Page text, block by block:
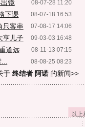
08-07-28 11:20
镜
08-07-18 16:53
下课
07-08-17 14:06
只客串
09-03-03 16:48
亨儿子
08-11-13 07:15
道远
08-08-25 08:23
于 终结者 阿诺 的新闻>>
以